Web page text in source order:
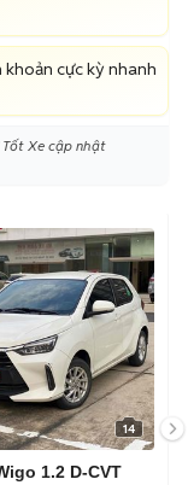
khoản cực kỳ nhanh
Xe cập nhật
14
1.2 D-CVT